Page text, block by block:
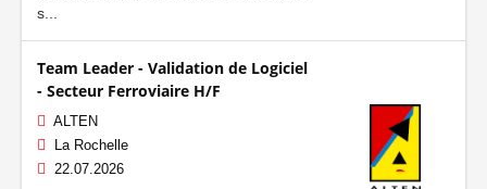
s...
Team Leader - Validation de Logiciel
- Secteur Ferroviaire H/F
ALTEN
La Rochelle
22.07.2026